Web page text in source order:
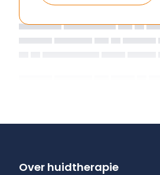
Over huidtherapie